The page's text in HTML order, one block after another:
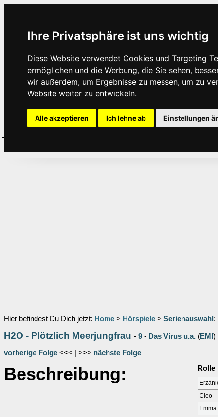
Ihre Privatsphäre ist uns wichtig
Diese Website verwendet Cookies und Targeting
ermöglichen und die Werbung, die Sie sehen,
wir außerdem, um Ergebnisse zu messen, um zu
Website weiter zu entwickeln.
Alle akzeptieren Ich lehne ab Einstellungen
Hier befindest Du Dich jetzt: Home > Hörspiele > Serienauswahl :
H2O - Plötzlich Meerjungfrau - 9 - Das Virus u.a. (EMI )
vorherige Folge <<< | >>> nächste Folge
Beschreibung: Rolle
Cleo
Emma